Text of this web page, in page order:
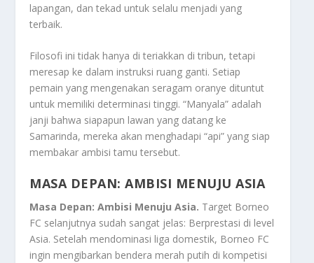
lapangan, dan tekad untuk selalu menjadi yang
terbaik.
Filosofi ini tidak hanya di teriakkan di tribun, tetapi
meresap ke dalam instruksi ruang ganti. Setiap
pemain yang mengenakan seragam oranye dituntut
untuk memiliki determinasi tinggi. “Manyala” adalah
janji bahwa siapapun lawan yang datang ke
Samarinda, mereka akan menghadapi “api” yang siap
membakar ambisi tamu tersebut.
MASA DEPAN: AMBISI MENUJU ASIA
Masa Depan: Ambisi Menuju Asia. Target Borneo
FC selanjutnya sudah sangat jelas: Berprestasi di level
Asia. Setelah mendominasi liga domestik, Borneo FC
ingin mengibarkan bendera merah putih di kompetisi